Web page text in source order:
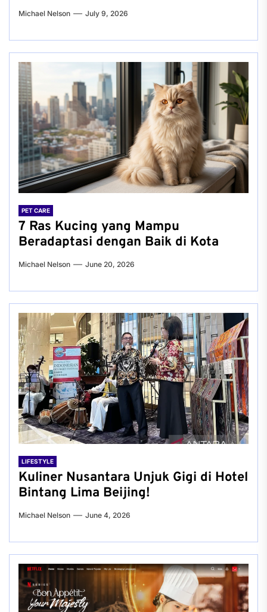
Michael Nelson July 9, 2026
PET CARE
7 Ras Kucing yang Mampu
Beradaptasi dengan Baik di Kota
Michael Nelson June 20, 2026
LIFESTYLE
Kuliner Nusantara Unjuk Gigi di Hotel
Bintang Lima Beijing!
Michael Nelson June 4, 2026